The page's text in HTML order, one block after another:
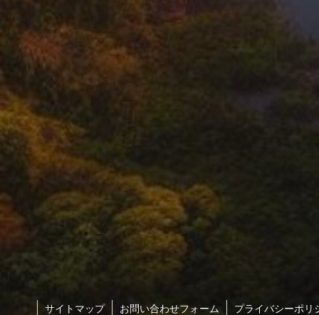
サイトマップ お問い合わせフォーム プライバシーポリ